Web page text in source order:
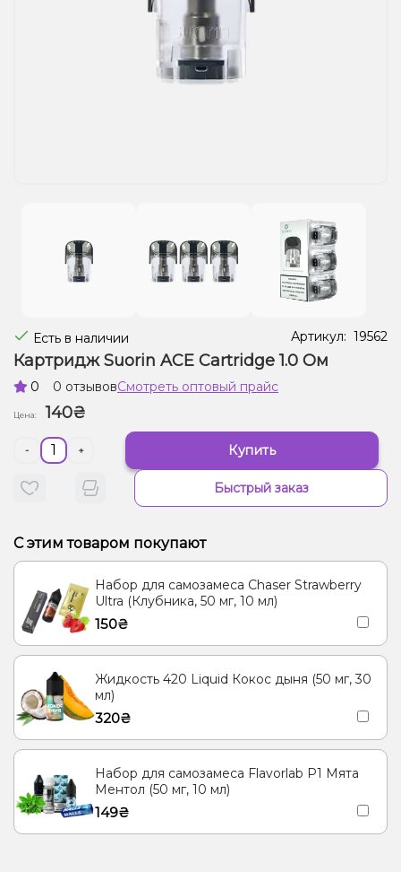
Жидкости для электронных сигарет
Подарочные наборы
Есть в наличии Артикул: 19562
Картридж Suorin ACE Cartridge 1.0 Ом
0 0 отзывовСмотреть оптовый прайс
Цена: 140₴
- + Купить
Быстрый заказ
С этим товаром покупают
Набор для самозамеса Chaser Strawberry
Ultra (Клубника, 50 мг, 10 мл)
150₴
Жидкость 420 Liquid Кокос дыня (50 мг, 30
мл)
320₴
Набор для самозамеса Flavorlab Р1 Мята
Ментол (50 мг, 10 мл)
149₴